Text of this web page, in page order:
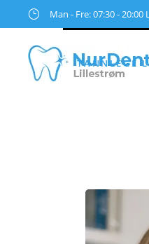
Man - Fre: 07:30 - 20:00
TANNLEGE